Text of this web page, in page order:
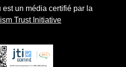
un média certifié par la
Trust Initiative